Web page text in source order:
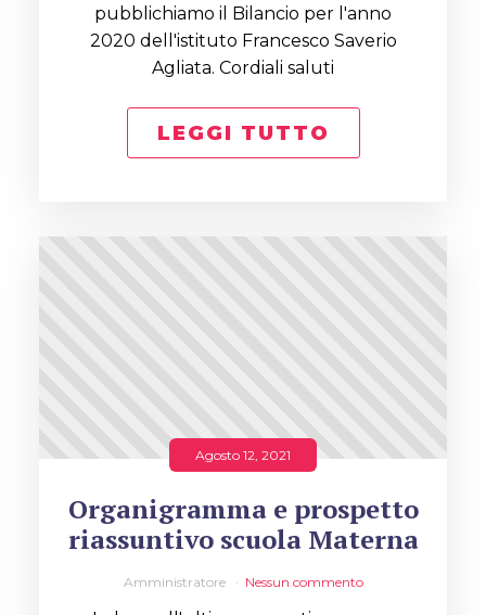
pubblichiamo il Bilancio per l'anno
2020 dell'istituto Francesco Saverio
Agliata. Cordiali saluti
LEGGI TUTTO
Agosto 12, 2021
Organigramma e prospetto
riassuntivo scuola Materna
Amministratore Nessun commento